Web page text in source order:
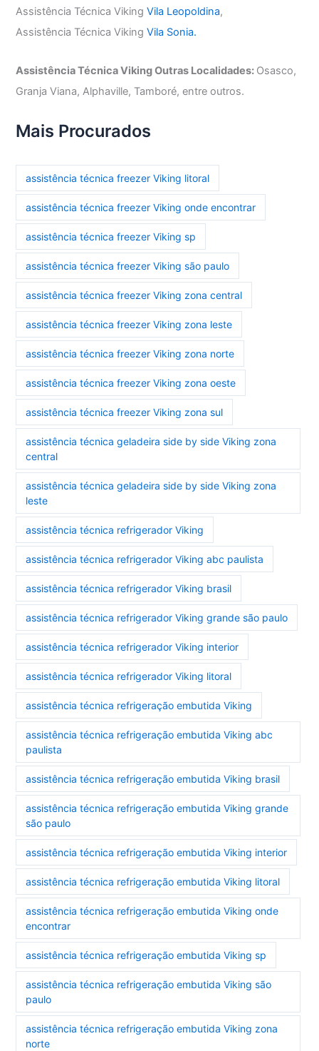
Assistência Técnica VikingVila Leopoldina,
Assistência Técnica VikingVila Sonia.
Assistência Técnica Viking Outras Localidades: Osasco,
Granja Viana, Alphaville, Tamboré, entre outros.
Mais Procurados
assistência técnica freezer Viking litoral
assistência técnica freezer Viking onde encontrar
assistência técnica freezer Viking sp
assistência técnica freezer Viking são paulo
assistência técnica freezer Viking zona central
assistência técnica freezer Viking zona leste
assistência técnica freezer Viking zona norte
assistência técnica freezer Viking zona oeste
assistência técnica freezer Viking zona sul
assistência técnica geladeira side by side Viking zona
central
assistência técnica geladeira side by side Viking zona
leste
assistência técnica refrigerador Viking
assistência técnica refrigerador Viking abc paulista
assistência técnica refrigerador Viking brasil
assistência técnica refrigerador Viking grande são paulo
assistência técnica refrigerador Viking interior
assistência técnica refrigerador Viking litoral
assistência técnica refrigeração embutida Viking
assistência técnica refrigeração embutida Viking abc
paulista
assistência técnica refrigeração embutida Viking brasil
assistência técnica refrigeração embutida Viking grande
são paulo
assistência técnica refrigeração embutida Viking interior
assistência técnica refrigeração embutida Viking litoral
assistência técnica refrigeração embutida Viking onde
encontrar
assistência técnica refrigeração embutida Viking sp
assistência técnica refrigeração embutida Viking são
paulo
assistência técnica refrigeração embutida Viking zona
norte